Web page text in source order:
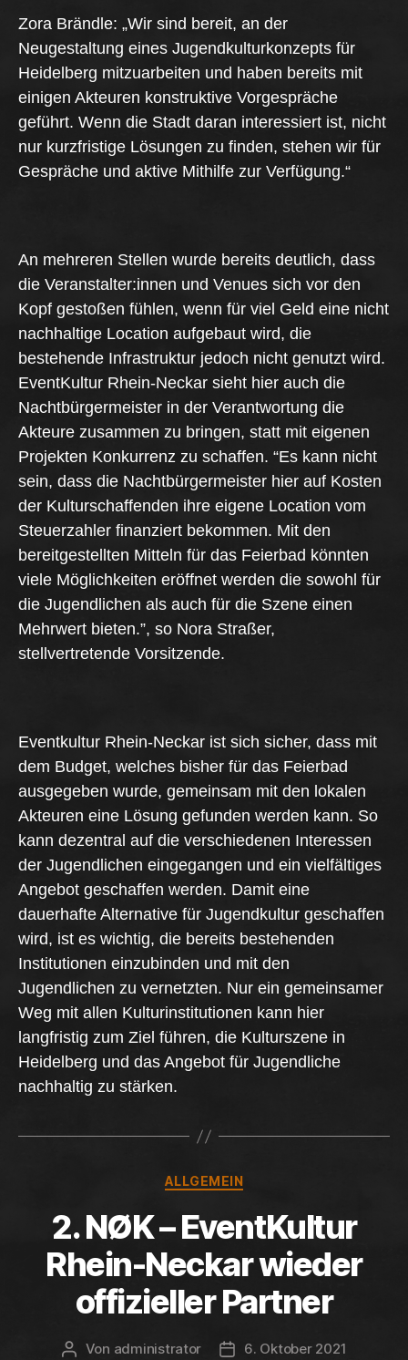
Zora Brändle: „Wir sind bereit, an der
Neugestaltung eines Jugendkulturkonzepts für
Heidelberg mitzuarbeiten und haben bereits mit
einigen Akteuren konstruktive Vorgespräche
geführt. Wenn die Stadt daran interessiert ist, nicht
nur kurzfristige Lösungen zu finden, stehen wir für
Gespräche und aktive Mithilfe zur Verfügung.“
An mehreren Stellen wurde bereits deutlich, dass
die Veranstalter:innen und Venues sich vor den
Kopf gestoßen fühlen, wenn für viel Geld eine nicht
nachhaltige Location aufgebaut wird, die
bestehende Infrastruktur jedoch nicht genutzt wird.
EventKultur Rhein-Neckar sieht hier auch die
Nachtbürgermeister in der Verantwortung die
Akteure zusammen zu bringen, statt mit eigenen
Projekten Konkurrenz zu schaffen. “Es kann nicht
sein, dass die Nachtbürgermeister hier auf Kosten
der Kulturschaffenden ihre eigene Location vom
Steuerzahler finanziert bekommen. Mit den
bereitgestellten Mitteln für das Feierbad könnten
viele Möglichkeiten eröffnet werden die sowohl für
die Jugendlichen als auch für die Szene einen
Mehrwert bieten.”, so Nora Straßer,
stellvertretende Vorsitzende.
Eventkultur Rhein-Neckar ist sich sicher, dass mit
dem Budget, welches bisher für das Feierbad
ausgegeben wurde, gemeinsam mit den lokalen
Akteuren eine Lösung gefunden werden kann. So
kann dezentral auf die verschiedenen Interessen
der Jugendlichen eingegangen und ein vielfältiges
Angebot geschaffen werden. Damit eine
dauerhafte Alternative für Jugendkultur geschaffen
wird, ist es wichtig, die bereits bestehenden
Institutionen einzubinden und mit den
Jugendlichen zu vernetzten. Nur ein gemeinsamer
Weg mit allen Kulturinstitutionen kann hier
langfristig zum Ziel führen, die Kulturszene in
Heidelberg und das Angebot für Jugendliche
nachhaltig zu stärken.
Kategorien
ALLGEMEIN
2. NØK – EventKultur
Rhein-Neckar wieder
offizieller Partner
Beitragsautor
Von administrator Beitragsdatum
6. Oktober 2021